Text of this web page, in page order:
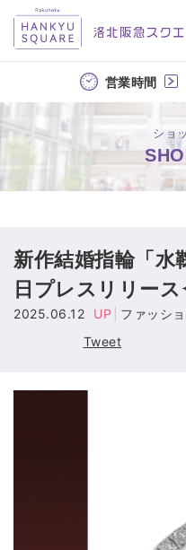
営業時間
ショ
新作結婚指輪「
日プレスリリー
2025.06.12 UP
ファッシ
Tweet